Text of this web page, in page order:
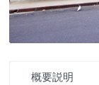
概要説明